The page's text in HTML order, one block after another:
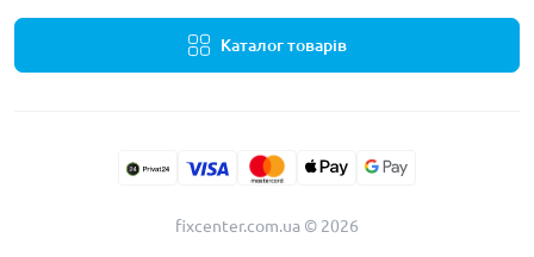
Каталог товарів
fixcenter.com.ua © 2026